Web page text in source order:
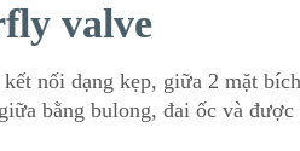
valve
nối dạng kẹp, giữa 2 mặt
bằng bulong, đai ốc và